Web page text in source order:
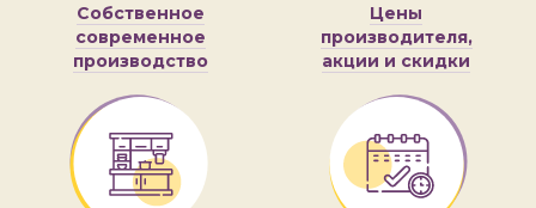
Собственное
современное
производство
Цены
производителя,
акции и скидки